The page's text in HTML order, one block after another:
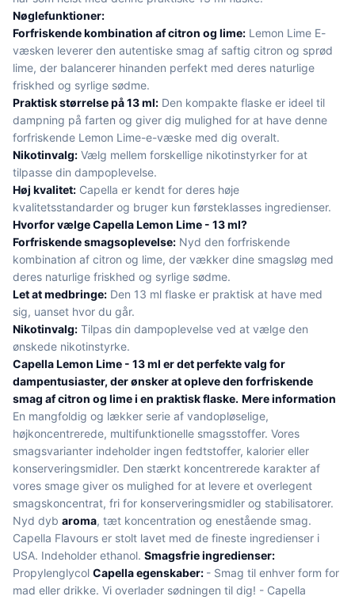
Nøglefunktioner:
Forfriskende kombination af citron og lime: Lemon Lime E-
væsken leverer den autentiske smag af saftig citron og sprød
lime, der balancerer hinanden perfekt med deres naturlige
friskhed og syrlige sødme.
Praktisk størrelse på 13 ml: Den kompakte flaske er ideel til
dampning på farten og giver dig mulighed for at have denne
forfriskende Lemon Lime-e-væske med dig overalt.
Nikotinvalg: Vælg mellem forskellige nikotinstyrker for at
tilpasse din dampoplevelse.
Høj kvalitet: Capella er kendt for deres høje
kvalitetsstandarder og bruger kun førsteklasses ingredienser.
Hvorfor vælge Capella Lemon Lime - 13 ml?
Forfriskende smagsoplevelse: Nyd den forfriskende
kombination af citron og lime, der vækker dine smagsløg med
deres naturlige friskhed og syrlige sødme.
Let at medbringe: Den 13 ml flaske er praktisk at have med
sig, uanset hvor du går.
Nikotinvalg: Tilpas din dampoplevelse ved at vælge den
ønskede nikotinstyrke.
Capella Lemon Lime - 13 ml er det perfekte valg for
dampentusiaster, der ønsker at opleve den forfriskende
smag af citron og lime i en praktisk flaske. Mere information
En mangfoldig og lækker serie af vandopløselige,
højkoncentrerede, multifunktionelle smagsstoffer. Vores
smagsvarianter indeholder ingen fedtstoffer, kalorier eller
konserveringsmidler. Den stærkt koncentrerede karakter af
vores smage giver os mulighed for at levere et overlegent
smagskoncentrat, fri for konserveringsmidler og stabilisatorer.
Nyd dyb aroma, tæt koncentration og enestående smag.
Capella Flavours er stolt lavet med de fineste ingredienser i
USA. Indeholder ethanol. Smagsfrie ingredienser:
Propylenglycol Capella egenskaber: - Smag til enhver form for
mad eller drikke. Vi overlader sødningen til dig! - Capella